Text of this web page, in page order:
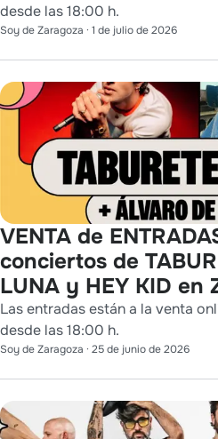
desde las 18:00 h.
Soy de Zaragoza · 1 de julio de 2026
VENTA de
conciertos de
LUNA y HEY KID en
Las entradas están a la venta
desde las 18:00 h.
Soy de Zaragoza · 25 de junio de 2026